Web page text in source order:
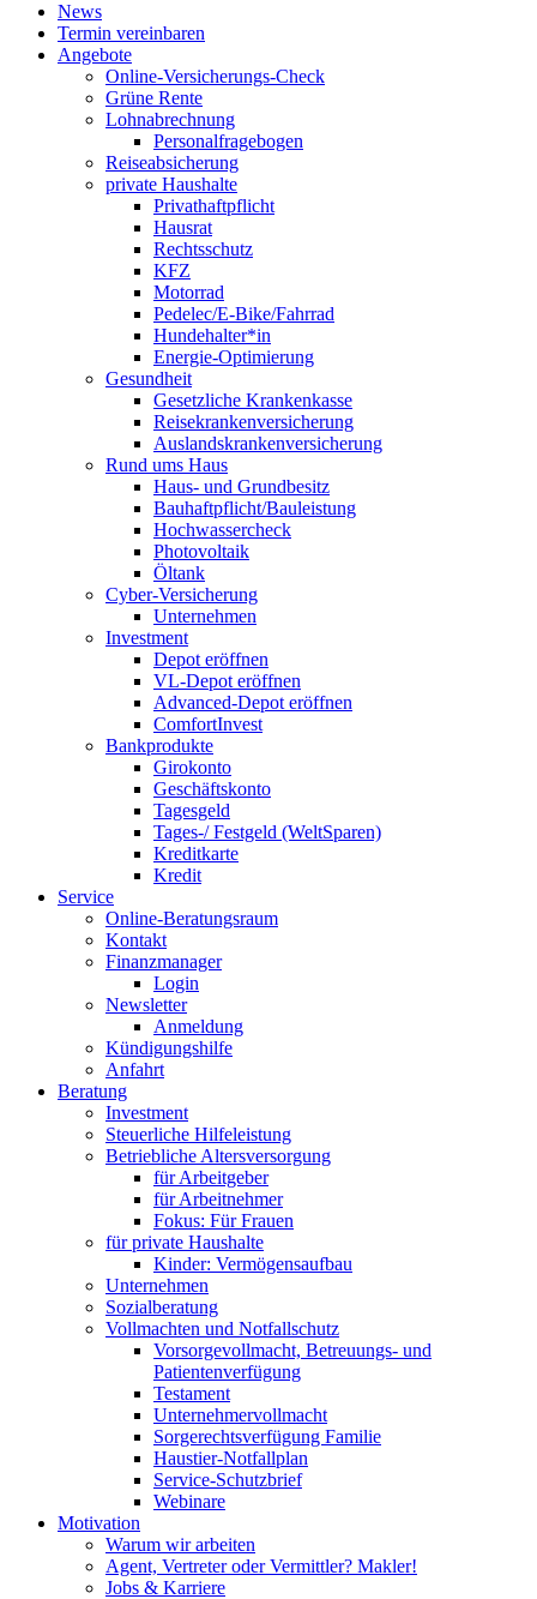
News
Termin vereinbaren
Angebote
Online-Versicherungs-Check
Grüne Rente
Lohnabrechnung
Personalfragebogen
Reiseabsicherung
private Haushalte
Privathaftpflicht
Hausrat
Rechtsschutz
KFZ
Motorrad
Pedelec/E-Bike/Fahrrad
Hundehalter*in
Energie-Optimierung
Gesundheit
Gesetzliche Krankenkasse
Reisekrankenversicherung
Auslandskrankenversicherung
Rund ums Haus
Haus- und Grundbesitz
Bauhaftpflicht/Bauleistung
Hochwassercheck
Photovoltaik
Öltank
Cyber-Versicherung
Unternehmen
Investment
Depot eröffnen
VL-Depot eröffnen
Advanced-Depot eröffnen
ComfortInvest
Bankprodukte
Girokonto
Geschäftskonto
Tagesgeld
Tages-/ Festgeld (WeltSparen)
Kreditkarte
Kredit
Service
Online-Beratungsraum
Kontakt
Finanzmanager
Login
Newsletter
Anmeldung
Kündigungshilfe
Anfahrt
Beratung
Investment
Steuerliche Hilfeleistung
Betriebliche Altersversorgung
für Arbeitgeber
für Arbeitnehmer
Fokus: Für Frauen
für private Haushalte
Kinder: Vermögensaufbau
Unternehmen
Sozialberatung
Vollmachten und Notfallschutz
Vorsorgevollmacht, Betreuungs- und
Patientenverfügung
Testament
Unternehmer­vollmacht
Sorgerechtsverfügung Familie
Haustier-Notfallplan
Service-Schutzbrief
Webinare
Motivation
Warum wir arbeiten
Agent, Vertreter oder Vermittler? Makler!
Jobs & Karriere